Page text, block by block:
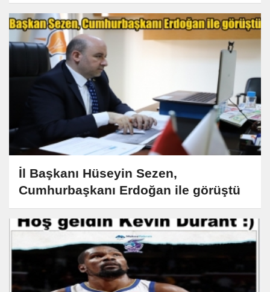
İl Başkanı Hüseyin Sezen,
Cumhurbaşkanı Erdoğan ile görüştü